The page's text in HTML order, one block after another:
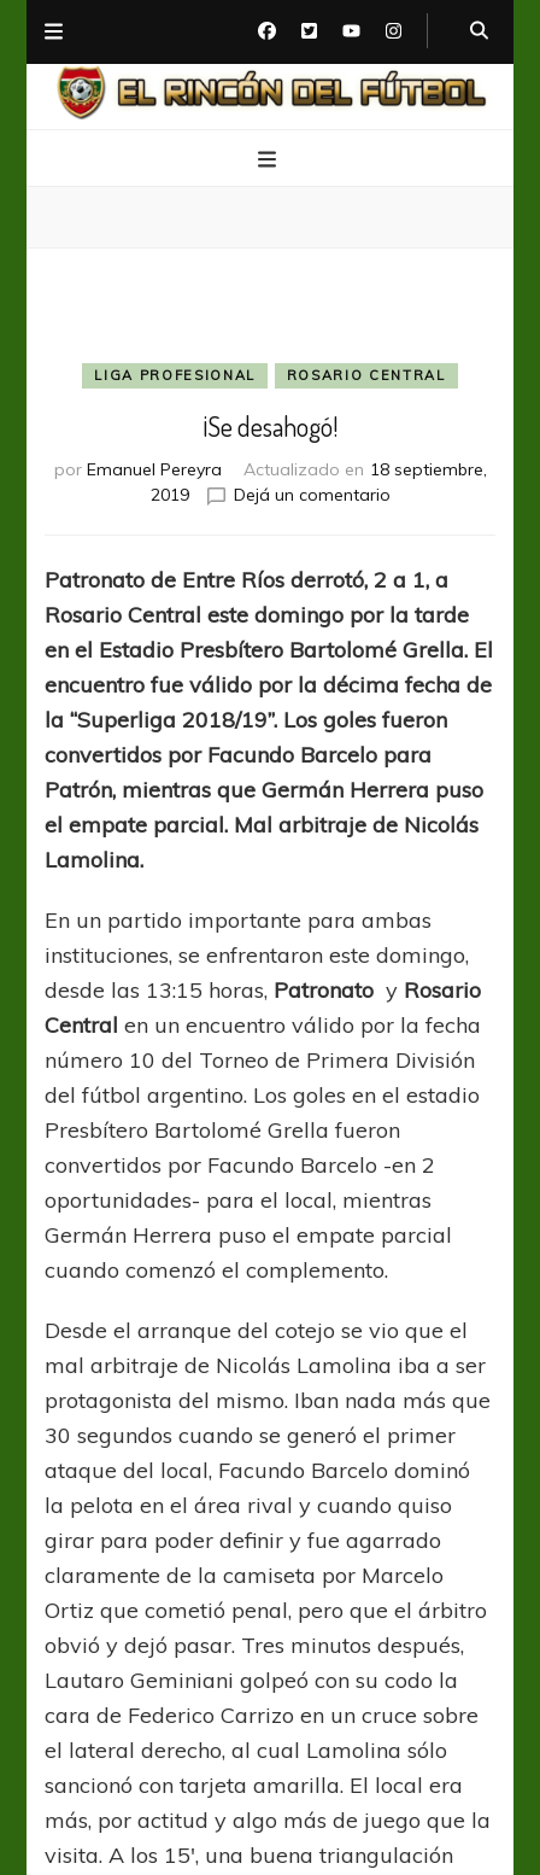
LIGA PROFESIONAL ROSARIO CENTRAL
¡Se desahogó!
por Emanuel Pereyra Actualizado en 18 septiembre,
2019
Dejá un comentarioen
Patronato de Entre Ríos derrotó, 2 a 1, a
Rosario Central este domingo por la tarde
en el Estadio Presbítero Bartolomé Grella. El
encuentro fue válido por la décima fecha de
la “Superliga 2018/19”. Los goles fueron
convertidos por Facundo Barcelo para
Patrón, mientras que Germán Herrera puso
el empate parcial. Mal arbitraje de Nicolás
Lamolina.
En un partido importante para ambas
instituciones, se enfrentaron este domingo,
desde las 13:15 horas, Patronato y Rosario
Centralen un encuentro válido por la fecha
número 10 del Torneo de Primera División
del fútbol argentino. Los goles en el estadio
Presbítero Bartolomé Grella fueron
convertidos por Facundo Barcelo -en 2
oportunidades- para el local, mientras
Germán Herrera puso el empate parcial
cuando comenzó el complemento.
Desde el arranque del cotejo se vio que el
mal arbitraje de Nicolás Lamolina iba a ser
protagonista del mismo. Iban nada más que
30 segundos cuando se generó el primer
ataque del local, Facundo Barcelo dominó
la pelota en el área rival y cuando quiso
girar para poder definir y fue agarrado
claramente de la camiseta por Marcelo
Ortiz que cometió penal, pero que el árbitro
obvió y dejó pasar. Tres minutos después,
Lautaro Geminiani golpeó con su codo la
cara de Federico Carrizo en un cruce sobre
el lateral derecho, al cual Lamolina sólo
sancionó con tarjeta amarilla. El local era
más, por actitud y algo más de juego que la
visita. A los 15′, una buena triangulación